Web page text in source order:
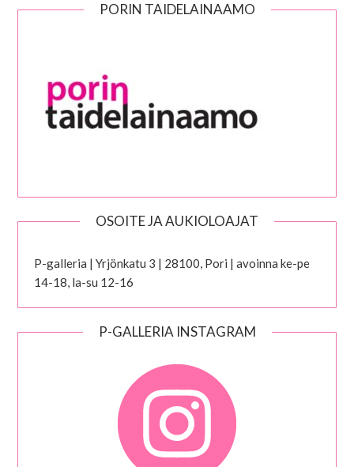
PORIN TAIDELAINAAMO
OSOITE JA AUKIOLOAJAT
P-galleria | Yrjönkatu 3 | 28100, Pori | avoinna ke-pe
14-18, la-su 12-16
P-GALLERIA INSTAGRAM